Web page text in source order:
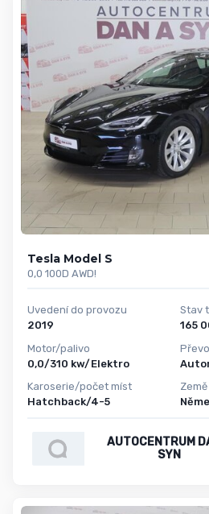
Tesla Model S
0,0 100D AWD!
Uvedení do provozu
2019
Motor/palivo
0,0/310 kw/Elektro
Karoserie/počet míst
Hatchback/4-5
Stav
AUTOCENTRUM
SYN